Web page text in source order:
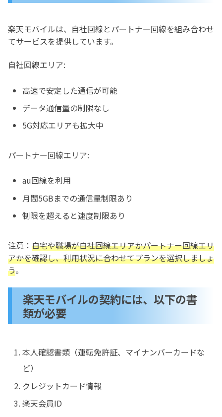
楽天モバイルは、自社回線とパートナー回線を組み合わせ
てサービスを提供しています。
自社回線エリア:
高速で安定した通信が可能
データ通信量の制限なし
5G対応エリアも拡大中
パートナー回線エリア:
au回線を利用
月間5GBまでの通信量制限あり
制限を超えると速度制限あり
注意： 自宅や職場が自社回線エリアかパートナー回線エリ
アかを確認し、利用状況に合わせてプランを選択しましょ
う。
楽天モバイルの契約には、以下の書
類が必要
本人確認書類（運転免許証、マイナンバーカードな
ど）
クレジットカード情報
楽天会員ID